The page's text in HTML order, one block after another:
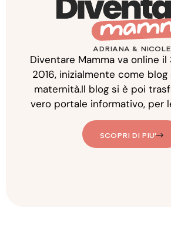
ADRIANA & NICOLE
Diventare Mamma va online
2016, inizialmente come
maternità.Il blog si è poi
vero portale informativo, per
SCOPRI DI PIU'